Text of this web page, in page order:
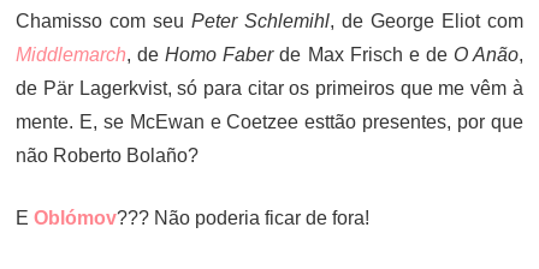
Chamisso com seuPeter Schlemihl, de George Eliot com
Middlemarch, deHomo Faberde Max Frisch e de O Anão,
de Pär Lagerkvist, só para citar os primeiros que me vêm à
mente. E, se McEwan e Coetzee esttão presentes, por que
não Roberto Bolaño?
EOblómov??? Não poderia ficar de fora!